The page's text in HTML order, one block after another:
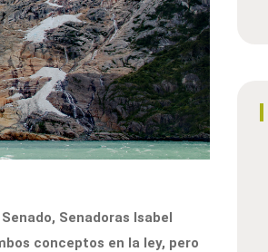
Senadoras Isabel
conceptos en la ley, pero